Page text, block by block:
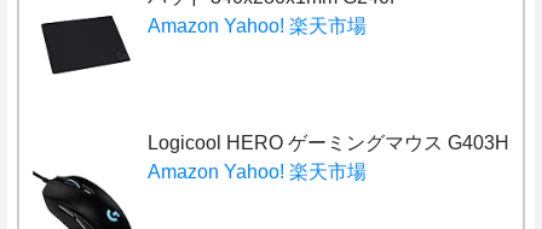
Amazon Yahoo! 楽天市場
Logicool HERO ゲーミングマウス G403H
Amazon Yahoo! 楽天市場